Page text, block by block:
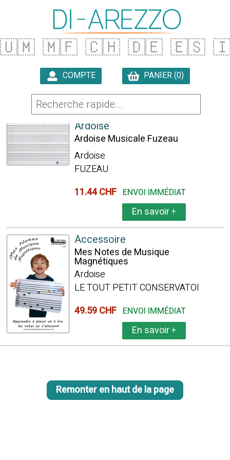
🇺🇲 🇲🇫 🇨🇭 🇩🇪 🇪🇸
COMPTE PANIER (0)
2 ARTICLES TROUVÉS
Ardoise
Ardoise Musicale Fuzeau
Ardoise
FUZEAU
11.44 CHF ENVOI IMMÉDIAT
En savoir+
Accessoire
Mes Notes de Musique
Magnétiques
Ardoise
LE TOUT PETIT CONSERVATOI
49.59 CHF ENVOI IMMÉDIAT
En savoir+
Remonter en haut de la page